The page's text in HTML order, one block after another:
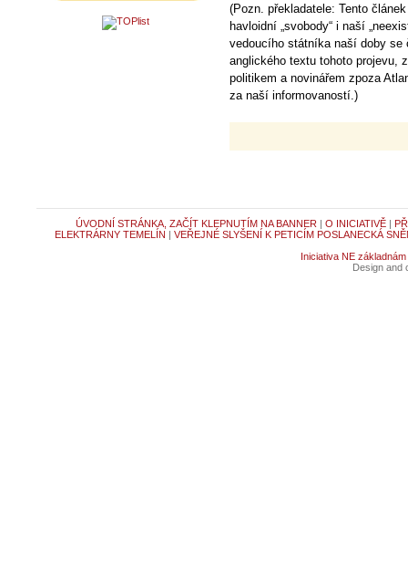
(Pozn. překladatele: Tento
havloidní „svobody“ i naší
vedoucího státníka naší doby se
anglického textu tohoto projevu,
politikem a novinářem zpoza
za naší informovaností.)
ÚVODNÍ STRÁNKA, ZAČÍT KLEPNUTÍM NA BANNER | O INICIATIVĚ|
ELEKTRÁRNY TEMELÍN | VEŘEJNÉ SLYŠENÍ K PETICÍM POSLANECKÁ
Iniciativa NE základnám
Design and